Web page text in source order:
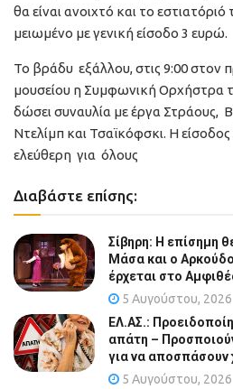
θα είναι ανοιχτό και το εστιατόριό
μειωμένο με γενική είσοδο 3 ευρώ.
Το βράδυ εξάλλου, στις 9:00 στον
μουσείου η Συμφωνική Ορχήστρα
δώσει συναυλία με έργα Στράους,
Ντελίμπ και Τσαϊκόφσκι. Η είσοδος
ελεύθερη για όλους
Διαβάστε επίσης:
Σίβηρη: Η επίσημη
Μάσα και ο
έρχεται στο
5 Αυγούστου, 2026
ΕΛ.ΑΣ.:
απάτη –
για να αποσπάσουν
5 Αυγούστου, 2026